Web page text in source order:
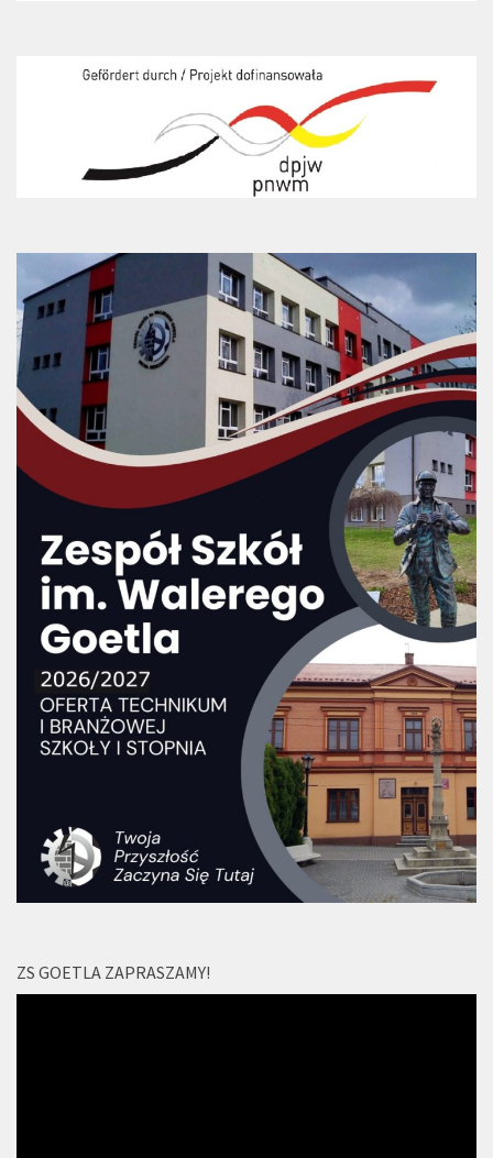
ZS GOETLA ZAPRASZAMY!